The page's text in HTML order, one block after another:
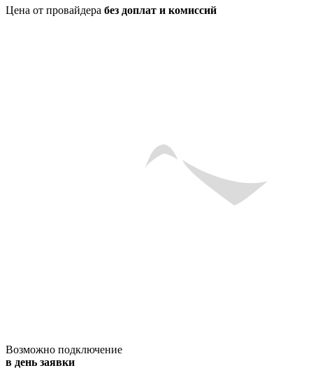
Цена от провайдера без доплат и комиссий
Возможно подключение
в день заявки